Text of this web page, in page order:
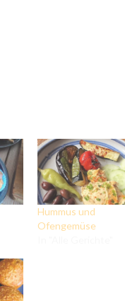
Hummus und
Ofengemüse